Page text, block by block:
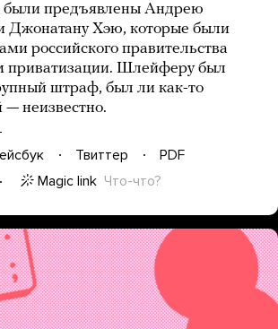
были предъявлены Андрею
Хэю, которые были
российского правительства
приватизации. Шлейферу был
штраф, был ли как-то
— неизвестно.
Твиттер
PDF
Magic link Что-что?